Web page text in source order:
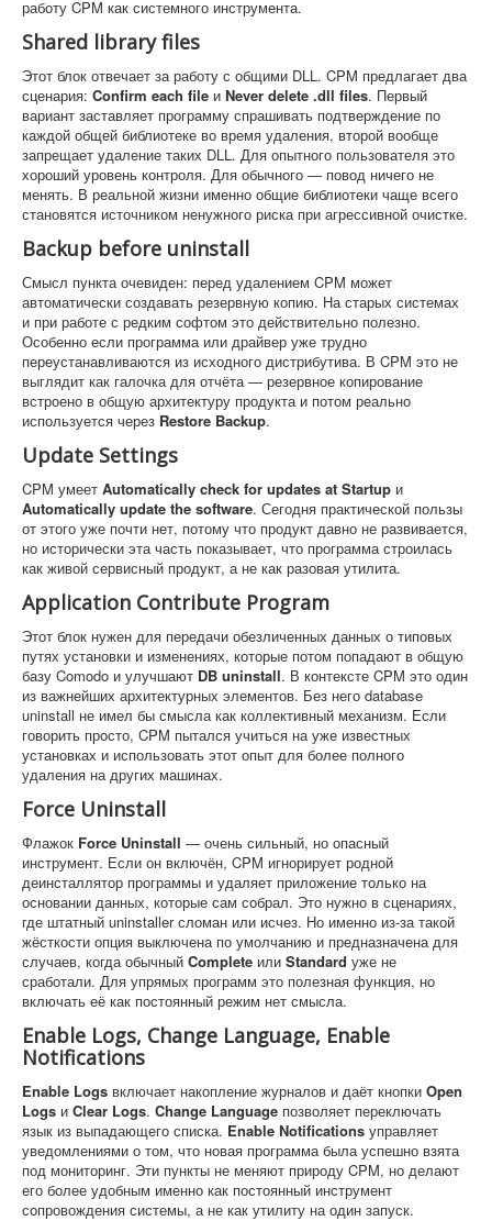
работу CPM как системного инструмента.
Shared library files
Этот блок отвечает за работу с общими DLL. CPM предлагает два
сценария: Confirm each file и Never delete .dll files. Первый
вариант заставляет программу спрашивать подтверждение по
каждой общей библиотеке во время удаления, второй вообще
запрещает удаление таких DLL. Для опытного пользователя это
хороший уровень контроля. Для обычного — повод ничего не
менять. В реальной жизни именно общие библиотеки чаще всего
становятся источником ненужного риска при агрессивной очистке.
Backup before uninstall
Смысл пункта очевиден: перед удалением CPM может
автоматически создавать резервную копию. На старых системах
и при работе с редким софтом это действительно полезно.
Особенно если программа или драйвер уже трудно
переустанавливаются из исходного дистрибутива. В CPM это не
выглядит как галочка для отчёта — резервное копирование
встроено в общую архитектуру продукта и потом реально
используется через Restore Backup.
Update Settings
CPM умеет Automatically check for updates at Startup и
Automatically update the software. Сегодня практической пользы
от этого уже почти нет, потому что продукт давно не развивается,
но исторически эта часть показывает, что программа строилась
как живой сервисный продукт, а не как разовая утилита.
Application Contribute Program
Этот блок нужен для передачи обезличенных данных о типовых
путях установки и изменениях, которые потом попадают в общую
базу Comodo и улучшают DB uninstall. В контексте CPM это один
из важнейших архитектурных элементов. Без него database
uninstall не имел бы смысла как коллективный механизм. Если
говорить просто, CPM пытался учиться на уже известных
установках и использовать этот опыт для более полного
удаления на других машинах.
Force Uninstall
Флажок Force Uninstall — очень сильный, но опасный
инструмент. Если он включён, CPM игнорирует родной
деинсталлятор программы и удаляет приложение только на
основании данных, которые сам собрал. Это нужно в сценариях,
где штатный uninstaller сломан или исчез. Но именно из-за такой
жёсткости опция выключена по умолчанию и предназначена для
случаев, когда обычный Complete или Standard уже не
сработали. Для упрямых программ это полезная функция, но
включать её как постоянный режим нет смысла.
Enable Logs, Change Language, Enable
Notifications
Enable Logs включает накопление журналов и даёт кнопки Open
Logs и Clear Logs. Change Language позволяет переключать
язык из выпадающего списка. Enable Notifications управляет
уведомлениями о том, что новая программа была успешно взята
под мониторинг. Эти пункты не меняют природу CPM, но делают
его более удобным именно как постоянный инструмент
сопровождения системы, а не как утилиту на один запуск.